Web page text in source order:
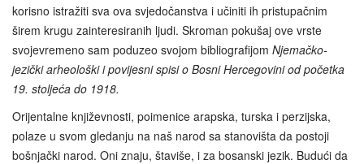
korisno istražiti sva ova svjedočanstva i učiniti ih pristupačnim
širem krugu zainteresiranih ljudi. Skroman pokušaj ove vrste
svojevremeno sam poduzeo svojom bibliografijom Njemačko-
jezički arheološki i povijesni spisi o Bosni Hercegovini od početka
19. stoljeća do 1918.
Orijentalne književnosti, poimenice arapska, turska i perzijska,
polaze u svom gledanju na naš narod sa stanovišta da postoji
bošnjački narod. Oni znaju, štaviše, i za bosanski jezik. Budući da